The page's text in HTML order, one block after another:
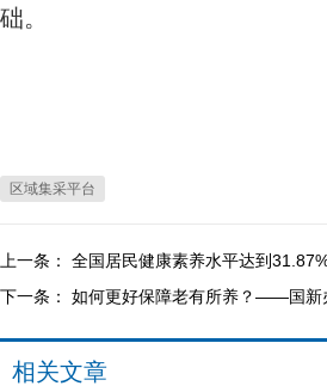
础。
区域集采平台
上一条： 全国居民健康素养水平达到
下一条： 如何更好保障老有所养？——国新
相关文章